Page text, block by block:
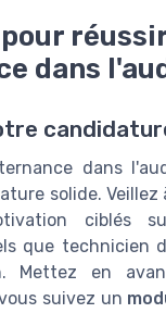
dans
dans
solide. Veillez
ciblés
que technicien
Mettez en
suivez un